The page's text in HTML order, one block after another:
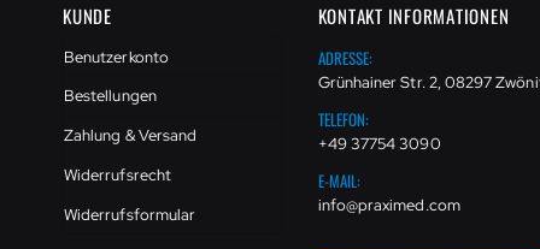
KUNDE
Benutzerkonto
Bestellungen
Zahlung & Versand
Widerrufsrecht
Widerrufsformular
KONTAKT INFORMATIONEN
ADRESSE:
Grünhainer Str. 2, 08297
TELEFON:
+49 37754 3090
E-MAIL:
info@praximed.com